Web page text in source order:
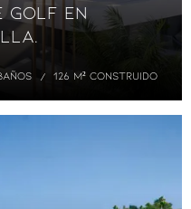
golf en
126 M² CONSTRUIDO